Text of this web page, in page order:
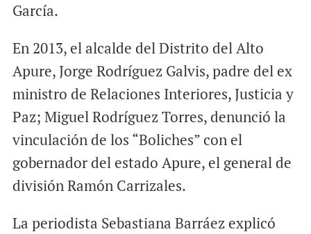
García.
En 2013, el alcalde del Distrito del Alto
Apure, Jorge Rodríguez Galvis, padre del ex
ministro de Relaciones Interiores, Justicia y
Paz; Miguel Rodríguez Torres, denunció la
vinculación de los “Boliches” con el
gobernador del estado Apure, el general de
división Ramón Carrizales.
La periodista Sebastiana Barráez explicó